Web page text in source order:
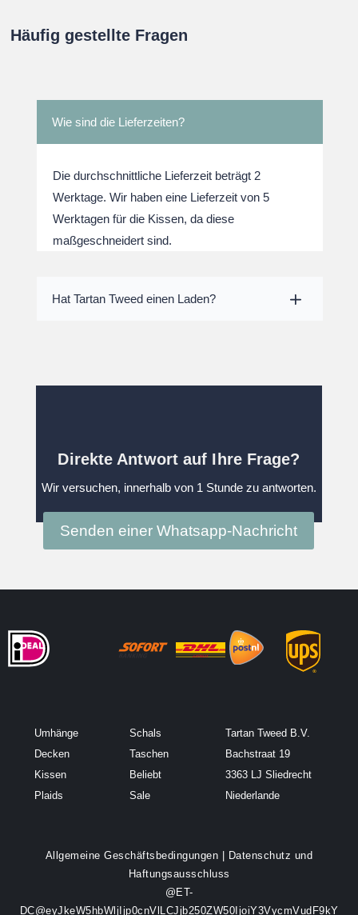
Häufig gestellte Fragen
Wie sind die Lieferzeiten?
Die durchschnittliche Lieferzeit beträgt 2
Werktage. Wir haben eine Lieferzeit von 5
Werktagen für die Kissen, da diese
maßgeschneidert sind.
Hat Tartan Tweed einen Laden?
Direkte Antwort auf Ihre Frage?
Wir versuchen, innerhalb von 1 Stunde zu antworten.
Senden einer Whatsapp-Nachricht
Umhänge
Decken
Kissen
Plaids
Schals
Taschen
Beliebt
Sale
Tartan Tweed B.V.
Bachstraat 19
3363 LJ Sliedrecht
Niederlande
Allgemeine Geschäftsbedingungen
Datenschutz und
Haftungsausschluss
@ET-
DC@eyJkeW5hbWljIjp0cnVlLCJjb250ZW50IjoiY3VycmVudF9kY